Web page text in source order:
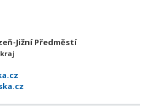
Jižní Předměstí